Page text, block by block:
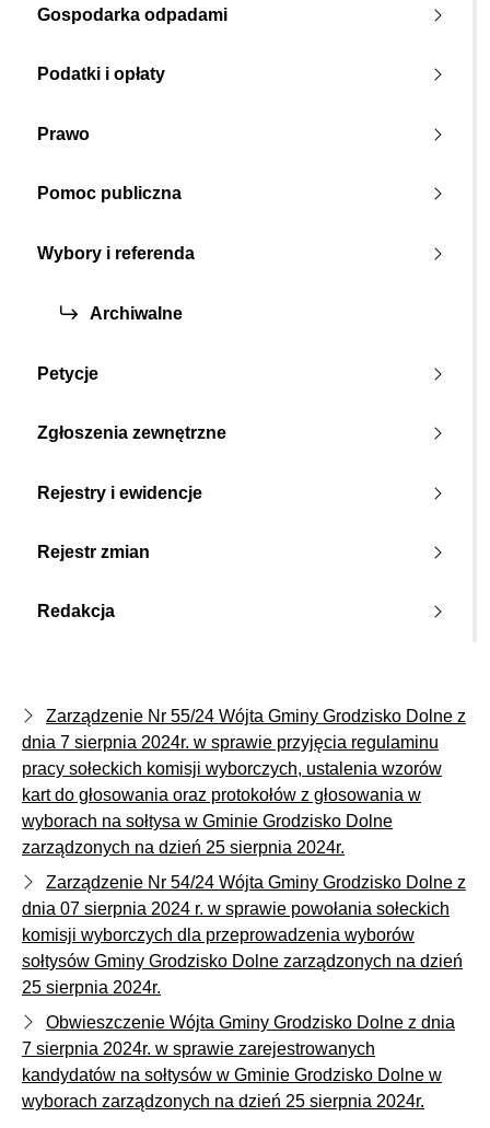
Gospodarka odpadami
Podatki i opłaty
Prawo
Pomoc publiczna
Wybory i referenda
Archiwalne
Petycje
Zgłoszenia zewnętrzne
Rejestry i ewidencje
Rejestr zmian
Redakcja
Zarządzenie Nr 55/24 Wójta Gminy Grodzisko Dolne z
dnia 7 sierpnia 2024r. w sprawie przyjęcia regulaminu
pracy sołeckich komisji wyborczych, ustalenia wzorów
kart do głosowania oraz protokołów z głosowania w
wyborach na sołtysa w Gminie Grodzisko Dolne
zarządzonych na dzień 25 sierpnia 2024r.
Zarządzenie Nr 54/24 Wójta Gminy Grodzisko Dolne z
dnia 07 sierpnia 2024 r. w sprawie powołania sołeckich
komisji wyborczych dla przeprowadzenia wyborów
sołtysów Gminy Grodzisko Dolne zarządzonych na dzień
25 sierpnia 2024r.
Obwieszczenie Wójta Gminy Grodzisko Dolne z dnia
7 sierpnia 2024r. w sprawie zarejestrowanych
kandydatów na sołtysów w Gminie Grodzisko Dolne w
wyborach zarządzonych na dzień 25 sierpnia 2024r.